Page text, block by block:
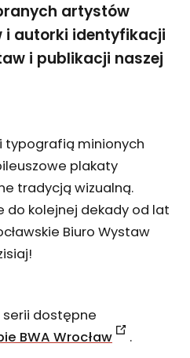
artystów
autorki identyfikacji
i publikacji naszej
typografią minionych
plakaty
tradycją wizualną.
do kolejnej dekady od lat
Biuro Wystaw
serii dostępne
BWA Wrocław .